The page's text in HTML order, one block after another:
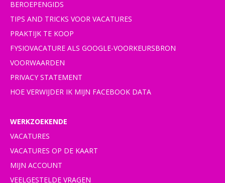
BEROEPENGIDS
TIPS AND TRICKS VOOR VACATURES
PRAKTIJK TE KOOP
FYSIOVACATURE ALS GOOGLE-VOORKEURSBRON
VOORWAARDEN
PRIVACY STATEMENT
HOE VERWIJDER IK MIJN FACEBOOK DATA
WERKZOEKENDE
VACATURES
VACATURES OP DE KAART
MIJN ACCOUNT
VEELGESTELDE VRAGEN